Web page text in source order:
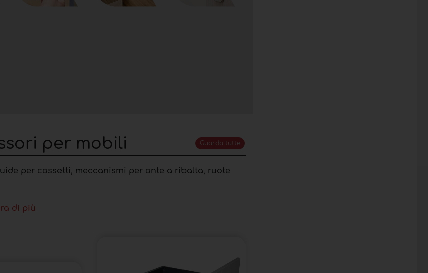
per mobili Guarda tutte
per cassetti, meccanismi per ante a ribalta, ruote
di più